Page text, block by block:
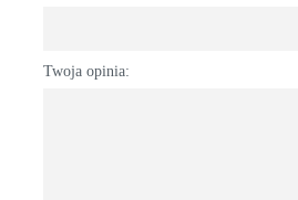
Twoja opinia: